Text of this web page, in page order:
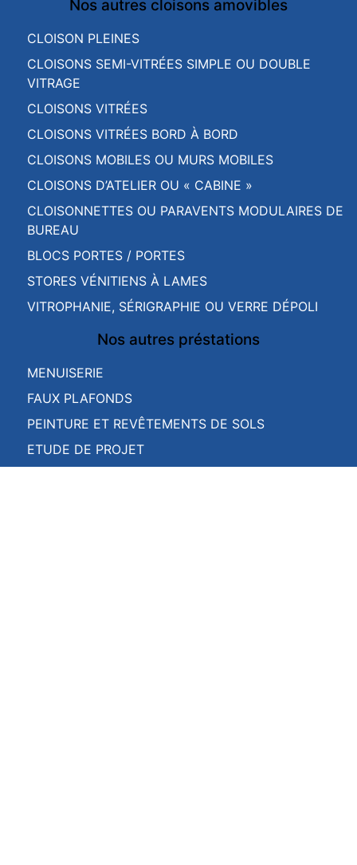
Nos autres cloisons amovibles
CLOISON PLEINES
CLOISONS SEMI-VITRÉES SIMPLE OU DOUBLE
VITRAGE
CLOISONS VITRÉES
CLOISONS VITRÉES BORD À BORD
CLOISONS MOBILES OU MURS MOBILES
CLOISONS D’ATELIER OU « CABINE »
CLOISONNETTES OU PARAVENTS MODULAIRES DE
BUREAU
BLOCS PORTES / PORTES
STORES VÉNITIENS À LAMES
VITROPHANIE, SÉRIGRAPHIE OU VERRE DÉPOLI
Nos autres préstations
MENUISERIE
FAUX PLAFONDS
PEINTURE ET REVÊTEMENTS DE SOLS
ETUDE DE PROJET